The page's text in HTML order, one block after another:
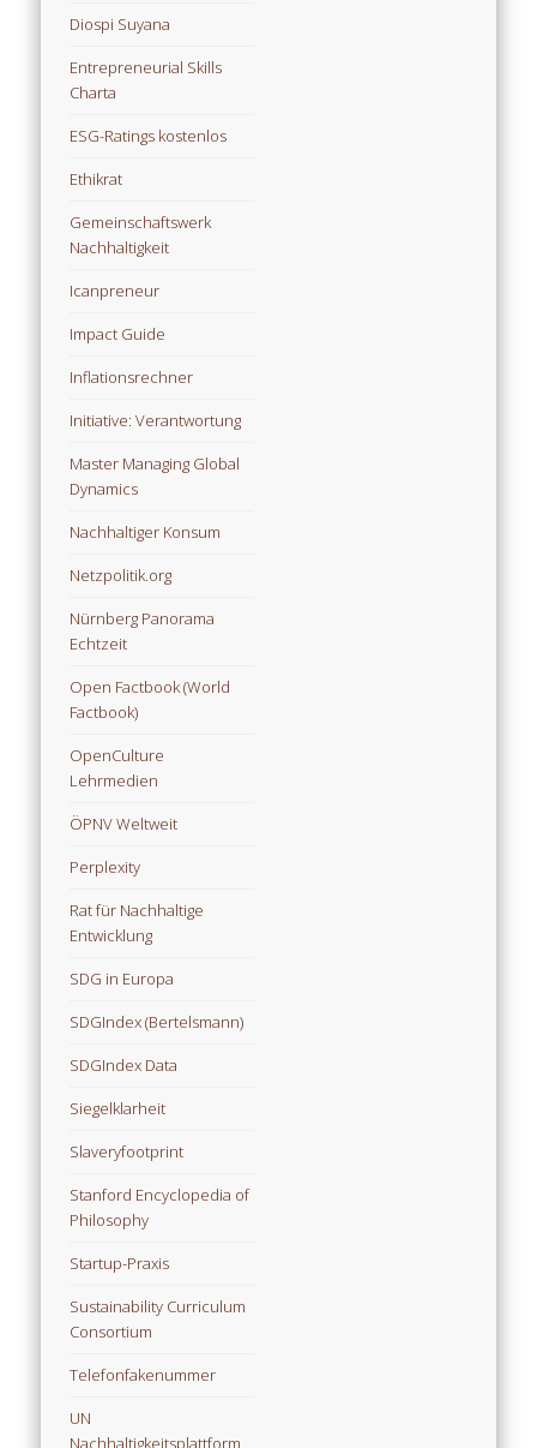
Diospi Suyana
Entrepreneurial Skills
Charta
ESG-Ratings kostenlos
Ethikrat
Gemeinschaftswerk
Nachhaltigkeit
Icanpreneur
Impact Guide
Inflationsrechner
Initiative: Verantwortung
Master Managing Global
Dynamics
Nachhaltiger Konsum
Netzpolitik.org
Nürnberg Panorama
Echtzeit
Open Factbook (World
Factbook)
OpenCulture
Lehrmedien
ÖPNV Weltweit
Perplexity
Rat für Nachhaltige
Entwicklung
SDG in Europa
SDGIndex (Bertelsmann)
SDGIndex Data
Siegelklarheit
Slaveryfootprint
Stanford Encyclopedia of
Philosophy
Startup-Praxis
Sustainability Curriculum
Consortium
Telefonfakenummer
UN
Nachhaltigkeitsplattform